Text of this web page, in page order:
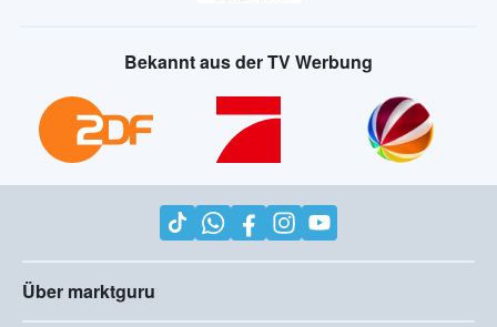
Bekannt aus der TV Werbung
Über marktguru